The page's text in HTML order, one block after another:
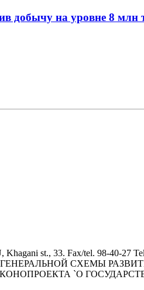
добычу на уровне 8 млн
st., 33. Fax/tel. 98-40-27
СХЕМЫ
`О